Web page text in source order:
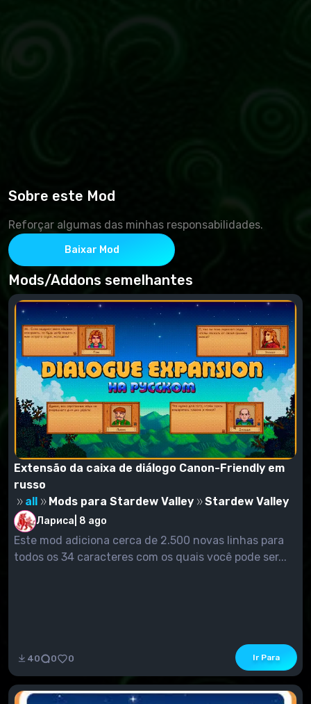
Sobre este Mod
Reforçar algumas das minhas responsabilidades.
Baixar Mod
Mods/Addons semelhantes
Extensão da caixa de diálogo Canon-Friendly em
russo
all
Mods para Stardew Valley Stardew Valley
Лариса 8 ago
Este mod adiciona cerca de 2.500 novas linhas para
todos os 34 caracteres com os quais você pode ser...
40 0 0 Ir Para